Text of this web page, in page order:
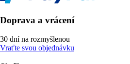
Doprava a vrácení
30 dní na rozmyšlenou
Vraťte svou objednávku